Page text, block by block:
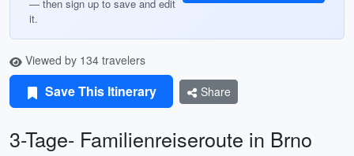
— then sign up to save and edit
it.
Viewed by 134 travelers
Save This Itinerary Share
3-Tage- Familienreiseroute in Brno